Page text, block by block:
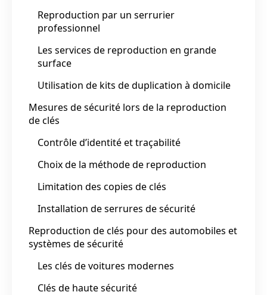
Reproduction par un serrurier
professionnel
Les services de reproduction en grande
surface
Utilisation de kits de duplication à domicile
Mesures de sécurité lors de la reproduction
de clés
Contrôle d’identité et traçabilité
Choix de la méthode de reproduction
Limitation des copies de clés
Installation de serrures de sécurité
Reproduction de clés pour des automobiles et
systèmes de sécurité
Les clés de voitures modernes
Clés de haute sécurité